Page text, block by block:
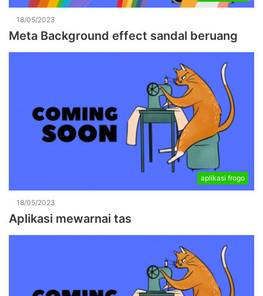
18/05/2023
Meta Background effect sandal beruang
aplikasi frogo
18/05/2023
Aplikasi mewarnai tas